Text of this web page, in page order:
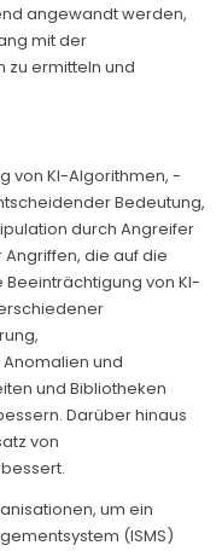
angewandt werden,
mit der
zu ermitteln und
von KI-Algorithmen, -
Bedeutung,
durch Angreifer
Angriffen, die auf die
von KI-
und
und Bibliotheken
Darüber hinaus
von
um ein
(ISMS)